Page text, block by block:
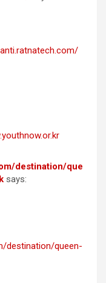
destination/que
says:
destination/queen-